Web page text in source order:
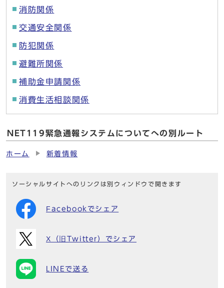
消防関係
交通安全関係
防犯関係
避難所関係
補助金申請関係
消費生活相談関係
NET119緊急通報システムについてへの別ルート
ホーム 新着情報
ソーシャルサイトへのリンクは別ウィンドウで開きます
Facebookでシェア
X（旧Twitter）でシェア
LINEで送る